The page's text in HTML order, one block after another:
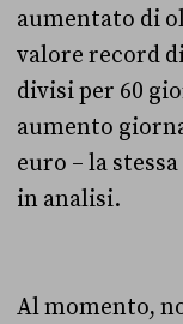
aumentato di
valore record
divisi per 60
aumento
euro – la
in analisi.
Al momento,